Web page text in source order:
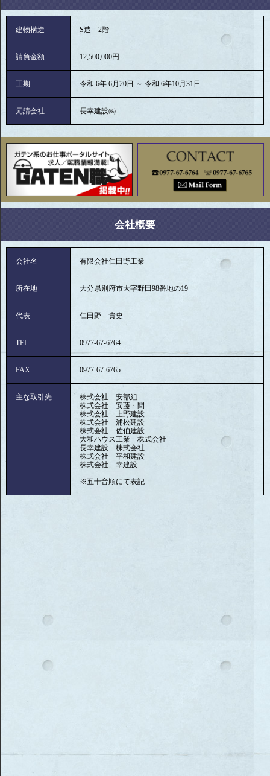
建物構造 S造 2階
請負金額 12,500,000円
工期 令和 6年 6月20日 ～ 令和 6年10月31日
元請会社 長幸建設㈱
会社概要
会社名 有限会社仁田野工業
所在地 大分県別府市大字野田98番地の19
代表 仁田野 貴史
TEL 0977-67-6764
FAX 0977-67-6765
主な取引先
株式会社 安部組
株式会社 安藤・間
株式会社 上野建設
株式会社 浦松建設
株式会社 佐伯建設
大和ハウス工業 株式会社
長幸建設 株式会社
株式会社 平和建設
株式会社 幸建設
※五十音順にて表記